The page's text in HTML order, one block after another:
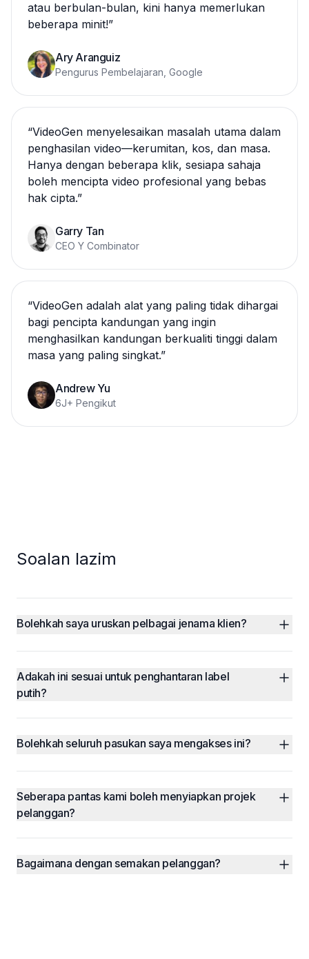
atau berbulan-bulan, kini hanya memerlukan
beberapa minit!”
Ary Aranguiz
Pengurus Pembelajaran, Google
“VideoGen menyelesaikan masalah utama dalam
penghasilan video—kerumitan, kos, dan masa.
Hanya dengan beberapa klik, sesiapa sahaja
boleh mencipta video profesional yang bebas
hak cipta.”
Garry Tan
CEO Y Combinator
“VideoGen adalah alat yang paling tidak dihargai
bagi pencipta kandungan yang ingin
menghasilkan kandungan berkualiti tinggi dalam
masa yang paling singkat.”
Andrew Yu
6J+ Pengikut
Soalan lazim
Bolehkah saya uruskan pelbagai jenama klien?
Adakah ini sesuai untuk penghantaran label
putih?
Bolehkah seluruh pasukan saya mengakses ini?
Seberapa pantas kami boleh menyiapkan projek
pelanggan?
Bagaimana dengan semakan pelanggan?